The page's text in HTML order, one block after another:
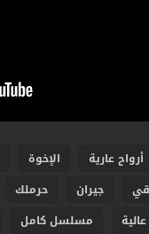
أرواح عارية الإخوة
جيران حرملك
مسلسل كامل